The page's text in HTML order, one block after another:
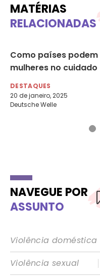
MATÉRIAS
RELACIONADAS
Como países
mulheres no cuidado
DESTAQUES
20 de janeiro, 2025
Deutsche Welle
NAVEGUE POR
ASSUNTO
Violência
Violência sexual
|